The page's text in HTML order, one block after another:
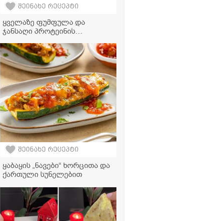
შეინახე რეცეპტი
ყველაზე ფუმფულა და
ჯანსაღი პროტეინის
მზადდება ძალიან მარტივად
შეინახე რეცეპტი
ყაბაყის „ნავები“ ხორცითა და
ქართული სუნელებით